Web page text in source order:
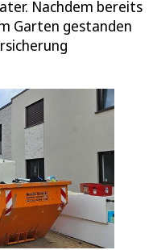
Nachdem bereits
Garten gestanden